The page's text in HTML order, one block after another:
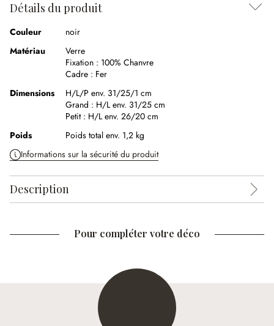
Détails du produit
Couleur
noir
Matériau
Verre
Fixation : 100% Chanvre
Cadre : Fer
Dimensions
H/L/P env. 31/25/1 cm
Grand : H/L env. 31/25 cm
Petit : H/L env. 26/20 cm
Poids
Poids total env. 1,2 kg
Informations sur la sécurité du produit
Description
Pour compléter votre déco